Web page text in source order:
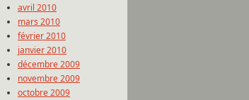
avril 2010
mars 2010
février 2010
janvier 2010
décembre 2009
novembre 2009
octobre 2009